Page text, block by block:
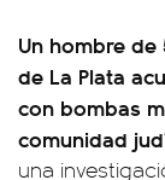
Un hombre
de La Plata
con bombas
comunidad
una